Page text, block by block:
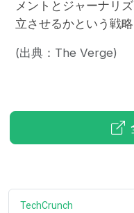
メントとジャーナリ
立させるかという戦
(出典：The Verge)
TechCrunch